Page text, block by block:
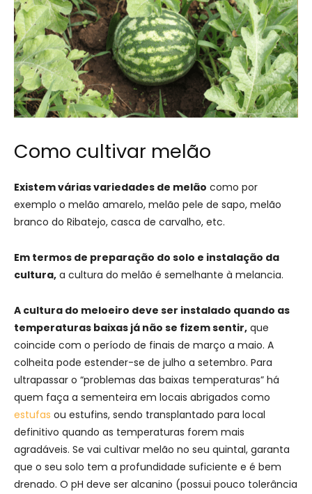
Como cultivar melão
Existem várias variedades de melão como por
exemplo o melão amarelo, melão pele de sapo, melão
branco do Ribatejo, casca de carvalho, etc.
Em termos de preparação do solo e instalação da
cultura, a cultura do melão é semelhante à melancia.
A cultura do meloeiro deve ser instalado quando as
temperaturas baixas já não se fizem sentir, que
coincide com o período de finais de março a maio. A
colheita pode estender-se de julho a setembro. Para
ultrapassar o “problemas das baixas temperaturas” há
quem faça a sementeira em locais abrigados como
estufas ou estufins, sendo transplantado para local
definitivo quando as temperaturas forem mais
agradáveis. Se vai cultivar melão no seu quintal, garanta
que o seu solo tem a profundidade suficiente e é bem
drenado. O pH deve ser alcanino (possui pouco tolerância